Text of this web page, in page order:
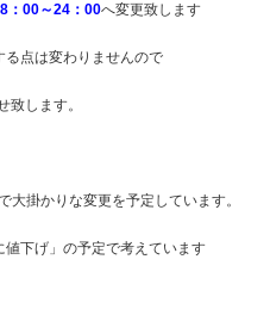
：00～24：00へ変更致します
る点は変わりませんので
致します。
大掛かりな変更を予定しています。
下げ」の予定で考えています